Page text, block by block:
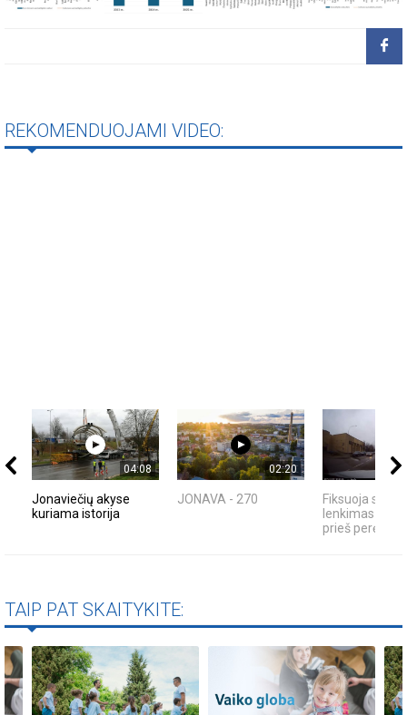
REKOMENDUOJAMI VIDEO:
04:08
Jonaviečių akyse
kuriama istorija
02:20
JONAVA - 270
Fiksuoja
lenkimas per
prieš perėją -...
TAIP PAT SKAITYKITE: